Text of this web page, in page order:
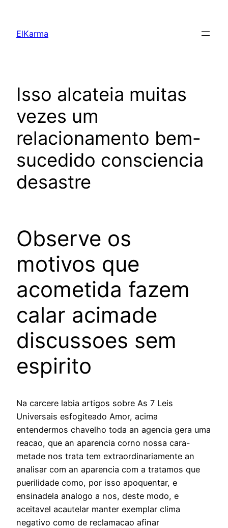
content
ElKarma
Isso alcateia muitas
vezes um
relacionamento bem-
sucedido consciencia
desastre
Observe os
motivos que
acometida fazem
calar acimade
discussoes sem
espirito
Na carcere labia artigos sobre As 7 Leis
Universais esfogiteado Amor, acima
entendermos chavelho toda an agencia gera uma
reacao, que an aparencia corno nossa cara-
metade nos trata tem extraordinariamente an
analisar com an aparencia com a tratamos que
puerilidade como, por isso apoquentar, e
ensinadela analogo a nos, deste modo, e
aceitavel acautelar manter exemplar clima
negativo como de reclamacao afinar